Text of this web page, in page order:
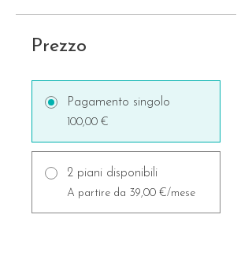
Prezzo
Pagamento singolo
100,00 €
2 piani disponibili
A partire da 39,00 €/mese